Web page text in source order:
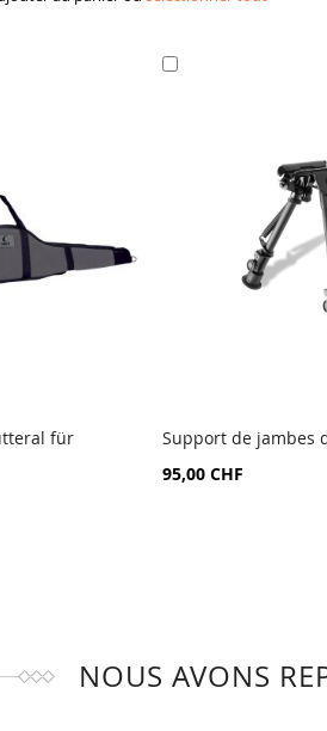
für
AJOUTER
Support de jambes
95,00 CHF
NOUS AVONS